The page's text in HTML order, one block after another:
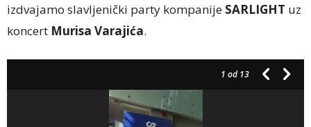
izdvajamo slavljenički party kompanije SARLIGHT uz
koncert Murisa Varajića.
1 od 13